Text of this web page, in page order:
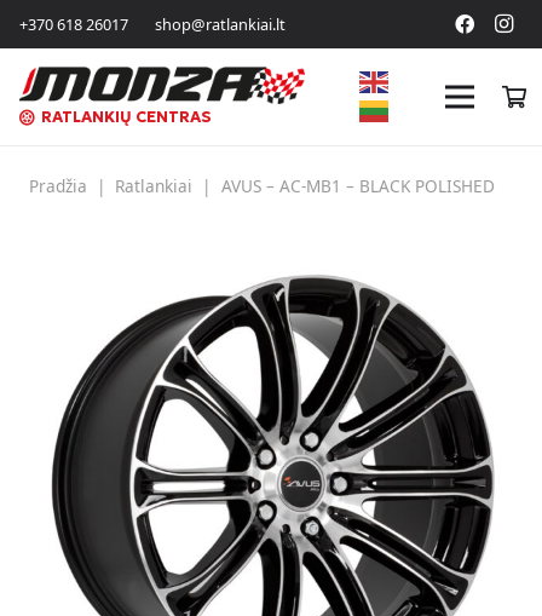
+370 618 26017 shop@ratlankiai.lt
RATLANKIŲ CENTRAS
Pradžia | Ratlankiai | AVUS – AC-MB1 – BLACK POLISHED